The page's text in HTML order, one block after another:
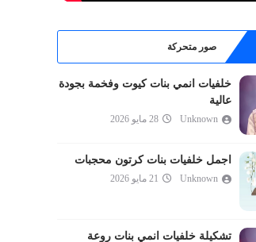
صور متحركة
خلفيات انمي بنات كيوت وفخمة بجودة
عالية
Unknown 28 مايو 2026
اجمل خلفيات بنات كرتون محجبات
Unknown 21 مايو 2026
تشكيلة خلفيات انمي بنات روعة